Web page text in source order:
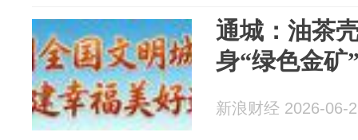
通城：油茶
身“绿色金矿
新浪财经 2026-06-